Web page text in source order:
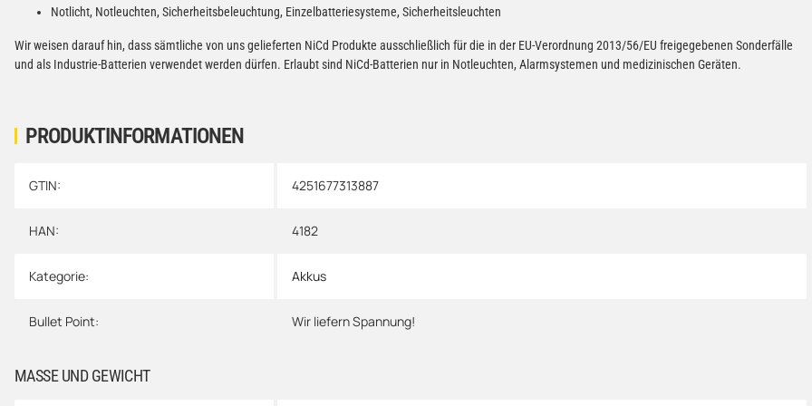
PRODUKTINFORMATIONEN
Produkteigenschaft
Wert
GTIN: 4251677313887
HAN: 4182
Kategorie: Akkus
Bullet Point: Wir liefern Spannung!
MASSE UND GEWICHT
Notlicht, Notleuchten, Sicherheitsbeleuchtung, Einzelbatteriesysteme, Sicherheitsleuchten
Wir weisen darauf hin, dass sämtliche von uns gelieferten NiCd Produkte ausschließlich für die in der EU-Verordnung 2013/56/EU freigegebenen Sonderfälle
und als Industrie-Batterien verwendet werden dürfen. Erlaubt sind NiCd-Batterien nur in Notleuchten, Alarmsystemen und medizinischen Geräten.